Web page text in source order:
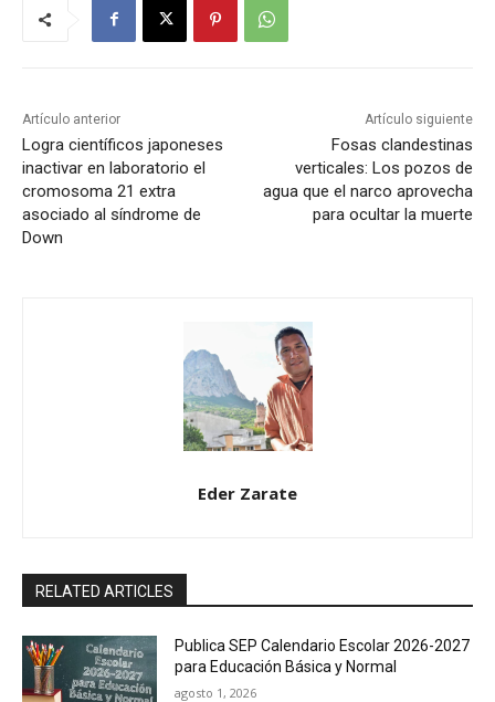
Artículo anterior
Logra científicos japoneses
inactivar en laboratorio el
cromosoma 21 extra
asociado al síndrome de
Down
Artículo siguiente
Fosas clandestinas
verticales: Los pozos de
agua que el narco aprovecha
para ocultar la muerte
Eder Zarate
RELATED ARTICLES
Publica SEP Calendario Escolar 2026-2027
para Educación Básica y Normal
agosto 1, 2026